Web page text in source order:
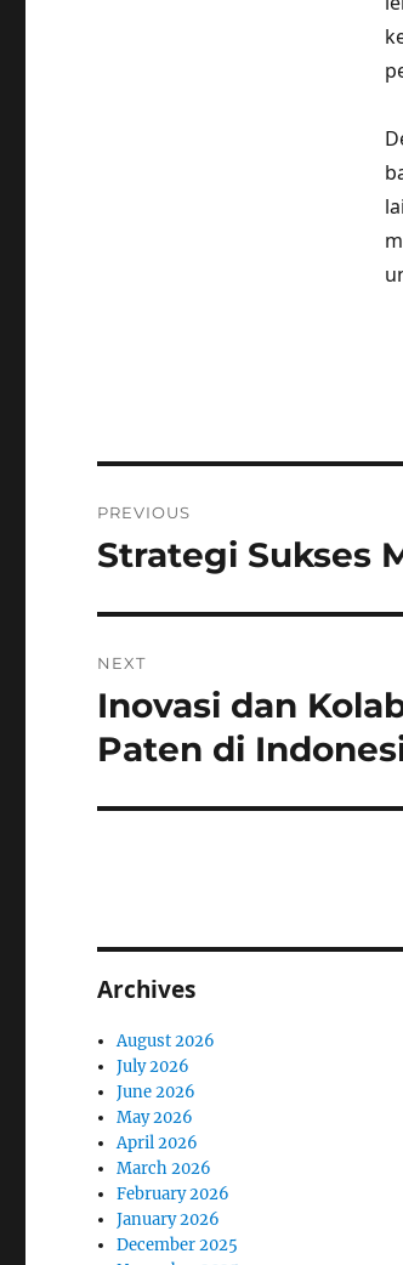
navigation
PREVIOUS
Previous
Strategi Sukses
NEXT
Next
post:
Inovasi dan
Paten di
Archives
August 2026
July 2026
June 2026
May 2026
April 2026
March 2026
February 2026
January 2026
December 2025